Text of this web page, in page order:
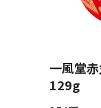
一風堂
129g